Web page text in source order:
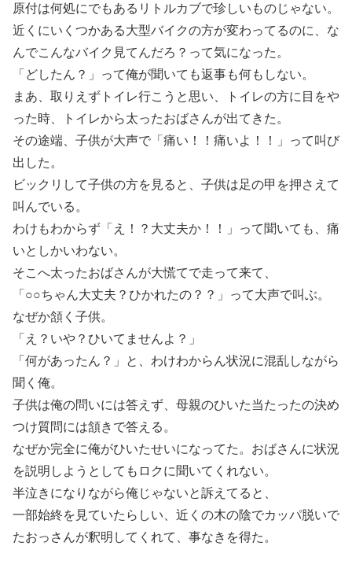
原付は何処にでもあるリトルカブで珍しいものじゃない。
近くにいくつかある大型バイクの方が変わってるのに、な
んでこんなバイク見てんだろ？って気になった。
「どしたん？」って俺が聞いても返事も何もしない。
まあ、取りえずトイレ行こうと思い、トイレの方に目をや
った時、トイレから太ったおばさんが出てきた。
その途端、子供が大声で「痛い！！痛いよ！！」って叫び
出した。
ビックリして子供の方を見ると、子供は足の甲を押さえて
叫んでいる。
わけもわからず「え！？大丈夫か！！」って聞いても、痛
いとしかいわない。
そこへ太ったおばさんが大慌てで走って来て、
「○○ちゃん大丈夫？ひかれたの？？」って大声で叫ぶ。
なぜか頷く子供。
「え？いや？ひいてませんよ？」
「何があったん？」と、わけわからん状況に混乱しながら
聞く俺。
子供は俺の問いには答えず、母親のひいた当たったの決め
つけ質問には頷きで答える。
なぜか完全に俺がひいたせいになってた。おばさんに状況
を説明しようとしてもロクに聞いてくれない。
半泣きになりながら俺じゃないと訴えてると、
一部始終を見ていたらしい、近くの木の陰でカッパ脱いで
たおっさんが釈明してくれて、事なきを得た。